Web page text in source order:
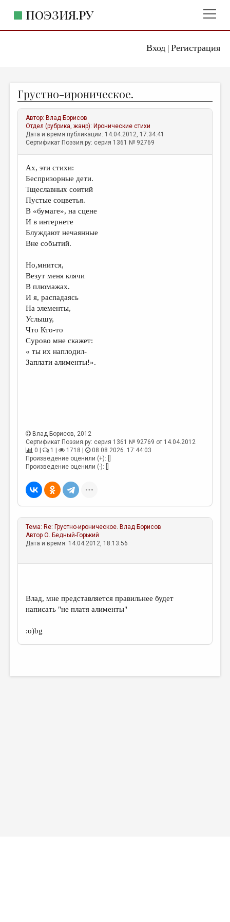
Вход| Регистрация
ПОЭЗИЯ.РУ
ЖАНРЫ
АВТОРЫ
КОММЕНТАРИИ
ЛИТСАЛОН
НОВОСТИ
ПРАВИЛА САЙТА
ОТДЕЛЫ И РУБРИКИ
ИЗБРАННОЕ
ДАЙДЖЕСТ
ПРОИЗВЕДЕНИЯ
ПЕРЕВОДЫ
КОНКУРСЫ
ДЕТСКАЯ КОМНАТА
КНИЖНАЯ ПОЛКА
ОБЗОР ЛИТЕРАТУРЫ
РЕДКОЛЛЕГИЯ
ОТ РЕДАКЦИИ
МАЛАЯ ПРОЗА
ЭССЕИСТИКА
ЛИТЕРАТУРОВЕДЕНИЕ
КУЛЬТУРОВЕДЕНИЕ
ПУБЛИЦИСТИКА
МЕДИА
ВКОНТАКТЕ
Грустно-ироническое.
Автор: Влад Борисов
Отдел (рубрика, жанр): Иронические стихи
Дата и время публикации: 14.04.2012, 17:34:41
Сертификат Поэзия.ру: серия 1361 № 92769
Ах, эти стихи:
Беспризорные дети.
Тщеславных соитий
Пустые соцветья.
В «бумаге», на сцене
И в интернете
Блуждают нечаянные
Вне событий.
Но,мнится,
Везут меня клячи
В плюмажах.
И я, распадаясь
На элементы,
Услышу,
Что Кто-то
Сурово мне скажет:
« ты их наплодил-
Заплати алименты!».
Влад Борисов, 2012
Сертификат Поэзия.ру: серия 1361 № 92769 от 14.04.2012
0 |
1 | 1718 |
08.08.2026. 17:44:03
Произведение оценили (+): []
Произведение оценили (-): []
Тема: Re: Грустно-ироническое. Влад Борисов
АвторО. Бедный-Горький
Дата и время: 14.04.2012, 18:13:56
Влад, мне представляется правильнее будет
написать "не платя алименты"
:о)bg